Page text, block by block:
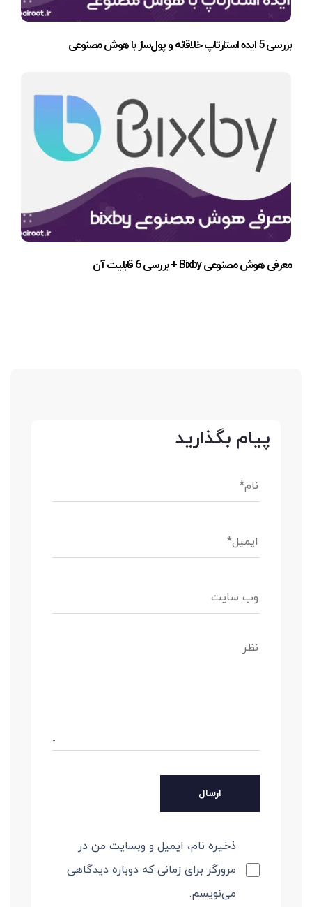
بررسی 5 ایده استارتاپ خلاقانه و پول‌ساز با هوش مصنوعی
معرفی هوش مصنوعی Bixby + بررسی 6 قابلیت آن
پیام بگذارید
ذخیره نام، ایمیل و وبسایت من در
مرورگر برای زمانی که دوباره دیدگاهی
می‌نویسم.